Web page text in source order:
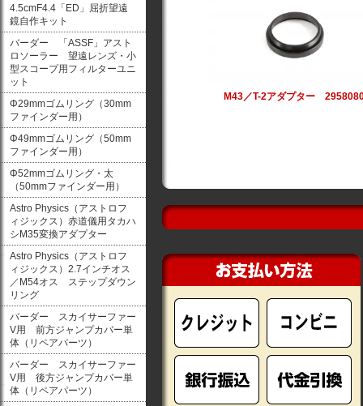
4.5cmF4.4「ED」屈折望遠
鏡自作キット
バーダー 「ASSF」アスト
ロソーラー 望遠レンズ・小
型スコープ用フィルターユニ
ット
Φ29mmゴムリング（30mm
ファインダー用）
Φ49mmゴムリング（50mm
ファインダー用）
Φ52mmゴムリング・太
（50mmファインダー用）
Astro Physics（アストロフ
ィジックス）赤道儀用タカハ
シM35変換アダプター
Astro Physics（アストロフ
ィジックス）2.7インチオス
／M54オス ステップダウン
リング
バーダー スカイサーファー
V用 前方ジャンプカバー単
体（リペアパーツ）
バーダー スカイサーファー
V用 後方ジャンプカバー単
体（リペアパーツ）
M43／T-2アダプター